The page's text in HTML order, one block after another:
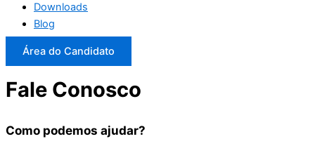
Downloads
Blog
Área do Candidato
Fale Conosco
Como podemos ajudar?